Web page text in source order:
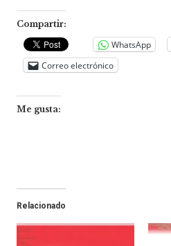
Compartir:
WhatsApp
Correo electrónico
Me gusta:
Relacionado